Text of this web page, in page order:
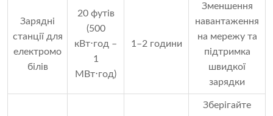
Зарядні
станції для
електромо
білів
20 футів
(500
кВт⋅год –
1
МВт⋅год)
1–2 години
Зменшення
навантаження
на мережу та
підтримка
швидкої
зарядки
Зберігайте